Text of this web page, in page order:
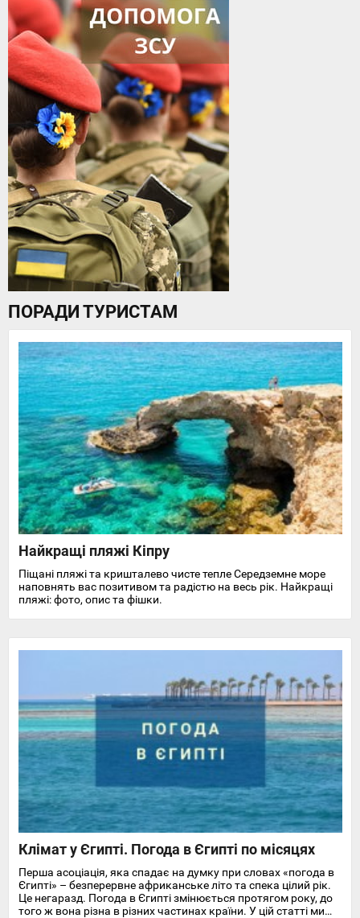
ПОРАДИ ТУРИСТАМ
Найкращі пляжі Кіпру
Піщані пляжі та кришталево чисте тепле Середземне море
наповнять вас позитивом та радістю на весь рік. Найкращі
пляжі: фото, опис та фішки.
Клімат у Єгипті. Погода в Єгипті по місяцях
Перша асоціація, яка спадає на думку при словах «погода в
Єгипті» – безперервне африканське літо та спека цілий рік.
Це негаразд. Погода в Єгипті змінюється протягом року, до
того ж вона різна в різних частинах країни. У цій статті ми